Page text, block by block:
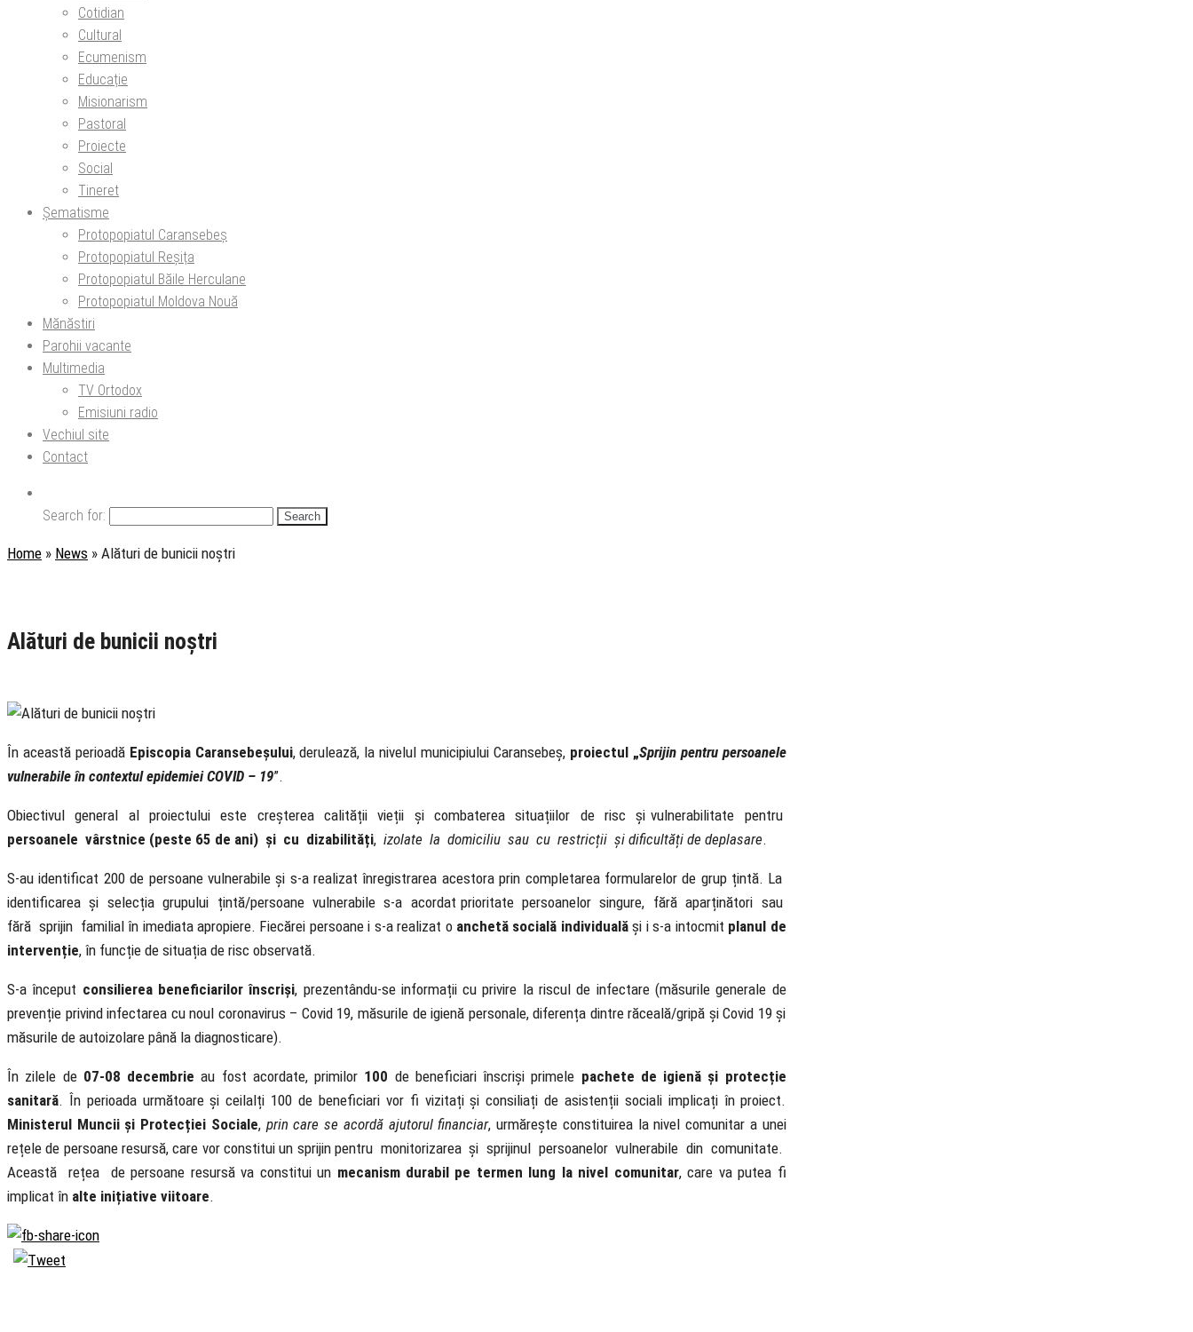
Cotidian
Cultural
Ecumenism
Educație
Misionarism
Pastoral
Proiecte
Social
Tineret
Șematisme
Protopopiatul Caransebeș
Protopopiatul Reșița
Protopopiatul Băile Herculane
Protopopiatul Moldova Nouă
Mănăstiri
Parohii vacante
Multimedia
TV Ortodox
Emisiuni radio
Vechiul site
Contact
Search for:
Home » News » Alături de bunicii noștri
Alături de bunicii noștri
În această perioadă Episcopia Caransebeșului, derulează, la nivelul municipiului Caransebeș, proiectul „Sprijin pentru persoanele
vulnerabile în contextul epidemiei COVID – 19”.
Obiectivul general al proiectului este creșterea calității vieții și combaterea situațiilor de risc și vulnerabilitate pentru
persoanele vârstnice (peste 65 de ani) și cu dizabilități, izolate la domiciliu sau cu restricții și dificultăți de deplasare.
S-au identificat 200 de persoane vulnerabile și s-a realizat înregistrarea acestora prin completarea formularelor de grup țintă. La
identificarea și selecția grupului țintă/persoane vulnerabile s-a acordat prioritate persoanelor singure, fără aparținători sau
fără sprijin familial în imediata apropiere. Fiecărei persoane i s-a realizat o anchetă socială individualăși i s-a intocmit planul de
intervenție, în funcție de situația de risc observată.
S-a început consilierea beneficiarilor înscriși, prezentându-se informații cu privire la riscul de infectare (măsurile generale de
prevenție privind infectarea cu noul coronavirus – Covid 19, măsurile de igienă personale, diferența dintre răceală/gripă și Covid 19 și
măsurile de autoizolare până la diagnosticare).
În zilele de 07-08 decembrie au fost acordate, primilor 100 de beneficiari înscriși primele pachete de igienă și protecție
sanitară. În perioada următoare și ceilalți 100 de beneficiari vor fi vizitați și consiliați de asistenții sociali implicați în proiect.
Ministerul Muncii și Protecției Sociale, prin care se acordă ajutorul financiar, urmărește constituirea la nivel comunitar a unei
rețele de persoane resursă, care vor constitui un sprijin pentru monitorizarea și sprijinul persoanelor vulnerabile din comunitate.
Această rețea de persoane resursă va constitui un mecanism durabil pe termen lung la nivel comunitar, care va putea fi
implicat în alte inițiative viitoare.